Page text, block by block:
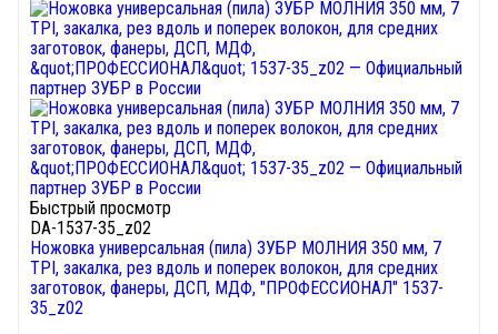
Быстрый просмотр
DA-1537-35_z02
Ножовка универсальная (пила) ЗУБР МОЛНИЯ 350 мм, 7
TPI, закалка, рез вдоль и поперек волокон, для средних
заготовок, фанеры, ДСП, МДФ, "ПРОФЕССИОНАЛ" 1537-
35_z02